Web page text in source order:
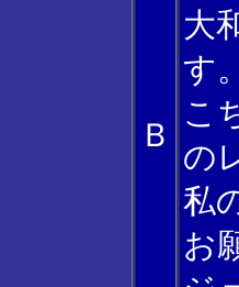
Ｂ
大
す。
こ
の
私
お